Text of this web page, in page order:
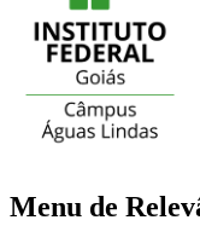
Menu de